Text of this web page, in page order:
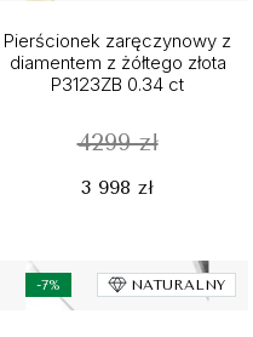
Pierścionek zaręczynowy z
diamentem z żółtego złota
P3123ZB 0.34 ct
4299 zł
3 998 zł
-7% NATURALNY